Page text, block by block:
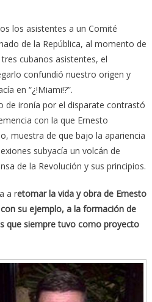
los asistentes a un Comité
de la República, al momento de
cubanos asistentes, el
confundió nuestro origen y
en “¿!Miami!?”.
de ironía por el disparate contrastó
con la que Ernesto
muestra de que bajo la apariencia
subyacía un volcán de
de la Revolución y sus principios.
a retomar la vida y obra de Ernesto
su ejemplo, a la formación de
que siempre tuvo como proyecto